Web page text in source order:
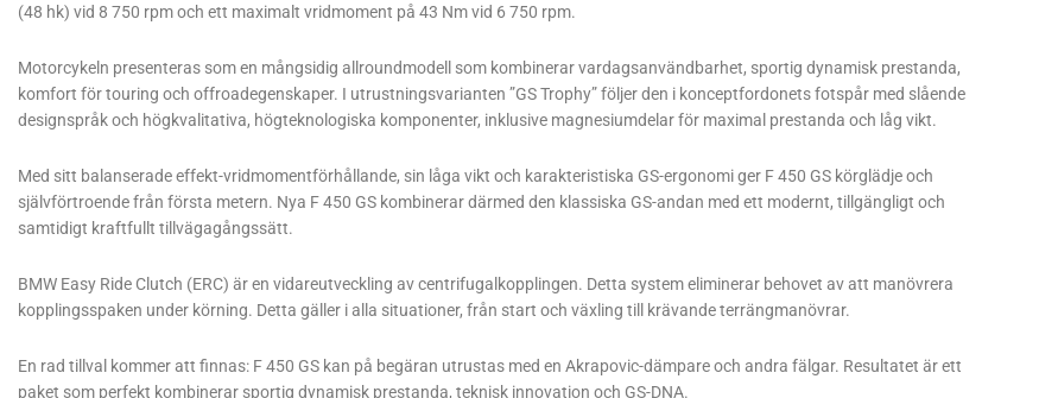
(48 hk) vid 8 750 rpm och ett maximalt vridmoment på 43 Nm vid 6 750 rpm.
Motorcykeln presenteras som en mångsidig allroundmodell som kombinerar vardagsanvändbarhet, sportig dynamisk prestanda,
komfort för touring och offroadegenskaper. I utrustningsvarianten ”GS Trophy” följer den i konceptfordonets fotspår med slående
designspråk och högkvalitativa, högteknologiska komponenter, inklusive magnesiumdelar för maximal prestanda och låg vikt.
Med sitt balanserade effekt-vridmomentförhållande, sin låga vikt och karakteristiska GS-ergonomi ger F 450 GS körglädje och
självförtroende från första metern. Nya F 450 GS kombinerar därmed den klassiska GS-andan med ett modernt, tillgängligt och
samtidigt kraftfullt tillvägagångssätt.
BMW Easy Ride Clutch (ERC) är en vidareutveckling av centrifugalkopplingen. Detta system eliminerar behovet av att manövrera
kopplingsspaken under körning. Detta gäller i alla situationer, från start och växling till krävande terrängmanövrar.
En rad tillval kommer att finnas: F 450 GS kan på begäran utrustas med en Akrapovic-dämpare och andra fälgar. Resultatet är ett
paket som perfekt kombinerar sportig dynamisk prestanda, teknisk innovation och GS-DNA.